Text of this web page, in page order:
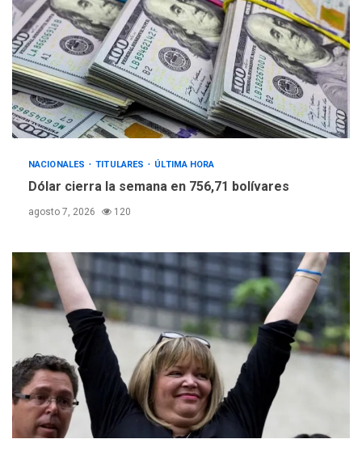
NACIONALES TITULARES ÚLTIMA HORA
Dólar cierra la semana en 756,71 bolívares
agosto 7, 2026 120